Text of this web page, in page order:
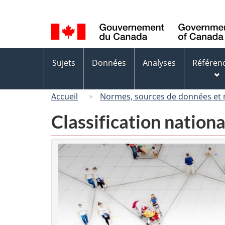
de
la
langue
des
Sujets Données Analyses
Accueil Normes, sources de données et
Classification